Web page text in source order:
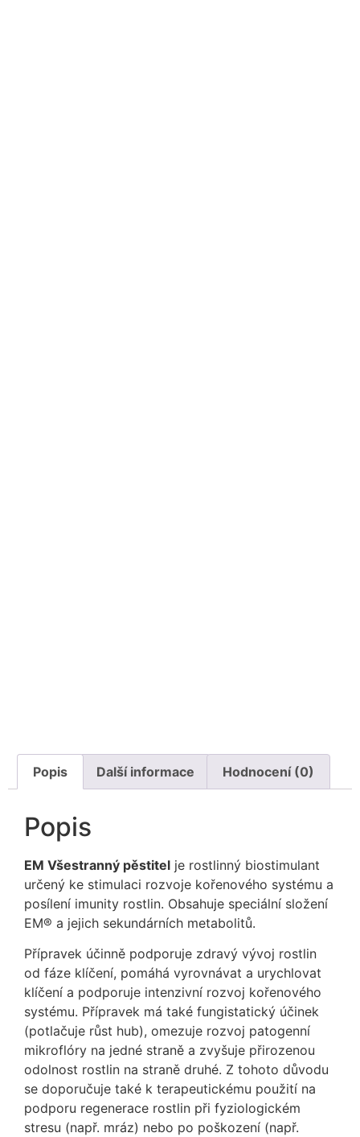
Popis Další informace Hodnocení (0)
Popis
EM Všestranný pěstitel je rostlinný biostimulant
určený ke stimulaci rozvoje kořenového systému a
posílení imunity rostlin. Obsahuje speciální složení
EM® a jejich sekundárních metabolitů.
Přípravek účinně podporuje zdravý vývoj rostlin
od fáze klíčení, pomáhá vyrovnávat a urychlovat
klíčení a podporuje intenzivní rozvoj kořenového
systému. Přípravek má také fungistatický účinek
(potlačuje růst hub), omezuje rozvoj patogenní
mikroflóry na jedné straně a zvyšuje přirozenou
odolnost rostlin na straně druhé. Z tohoto důvodu
se doporučuje také k terapeutickému použití na
podporu regenerace rostlin při fyziologickém
stresu (např. mráz) nebo po poškození (např.